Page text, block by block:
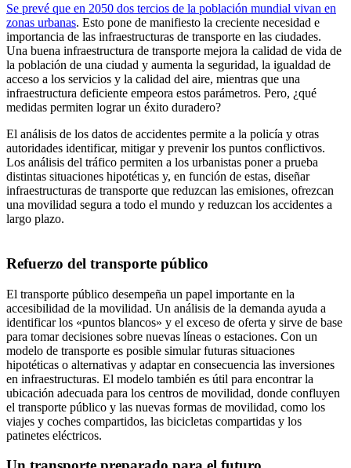
Se prevé que en 2050 dos tercios de la población mundial vivan en
zonas urbanas. Esto pone de manifiesto la creciente necesidad e
importancia de las infraestructuras de transporte en las ciudades.
Una buena infraestructura de transporte mejora la calidad de vida de
la población de una ciudad y aumenta la seguridad, la igualdad de
acceso a los servicios y la calidad del aire, mientras que una
infraestructura deficiente empeora estos parámetros. Pero, ¿qué
medidas permiten lograr un éxito duradero?
El análisis de los datos de accidentes permite a la policía y otras
autoridades identificar, mitigar y prevenir los puntos conflictivos.
Los análisis del tráfico permiten a los urbanistas poner a prueba
distintas situaciones hipotéticas y, en función de estas, diseñar
infraestructuras de transporte que reduzcan las emisiones, ofrezcan
una movilidad segura a todo el mundo y reduzcan los accidentes a
largo plazo.
Refuerzo del transporte público
El transporte público desempeña un papel importante en la
accesibilidad de la movilidad. Un análisis de la demanda ayuda a
identificar los «puntos blancos» y el exceso de oferta y sirve de base
para tomar decisiones sobre nuevas líneas o estaciones. Con un
modelo de transporte es posible simular futuras situaciones
hipotéticas o alternativas y adaptar en consecuencia las inversiones
en infraestructuras. El modelo también es útil para encontrar la
ubicación adecuada para los centros de movilidad, donde confluyen
el transporte público y las nuevas formas de movilidad, como los
viajes y coches compartidos, las bicicletas compartidas y los
patinetes eléctricos.